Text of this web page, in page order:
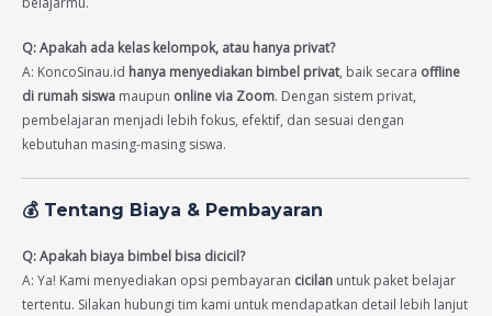
Q: Apakah ada kelas kelompok, atau hanya privat?
A: KoncoSinau.id hanya menyediakan bimbel privat, baik secara offline
di rumah siswa maupun online via Zoom. Dengan sistem privat,
pembelajaran menjadi lebih fokus, efektif, dan sesuai dengan
kebutuhan masing-masing siswa.
💰 Tentang Biaya & Pembayaran
Q: Apakah biaya bimbel bisa dicicil?
A: Ya! Kami menyediakan opsi pembayaran cicilan untuk paket belajar
tertentu. Silakan hubungi tim kami untuk mendapatkan detail lebih lanjut